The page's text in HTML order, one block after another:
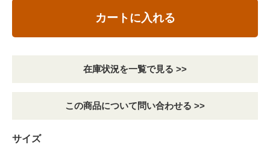
カートに入れる
在庫状況を一覧で見る >>
この商品について問い合わせる >>
サイズ